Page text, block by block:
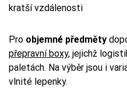
kratší vzdálenosti
Pro objemné předměty
přepravní boxy, jejichž
paletách. Na výběr jsou i
vlnité lepenky.